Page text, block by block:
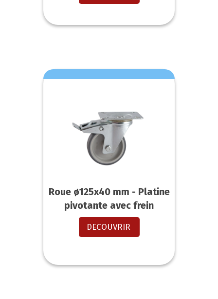
Roue ø125x40 mm - Platine
pivotante avec frein
DECOUVRIR